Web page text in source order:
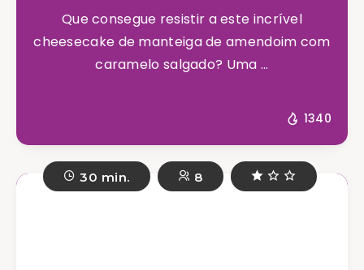
Que consegue resistir a este incrível
cheesecake de manteiga de amendoim com
caramelo salgado? Uma ...
1340
30 min. 8